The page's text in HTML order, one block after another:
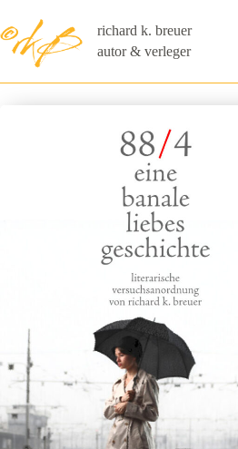
Inhalt
springen
richard k. breuer
autor & verleger